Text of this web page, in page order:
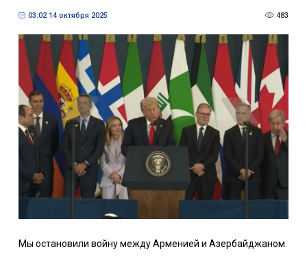
03:02 14 октября 2025 483
Мы остановили войну между Арменией и Азербайджаном.